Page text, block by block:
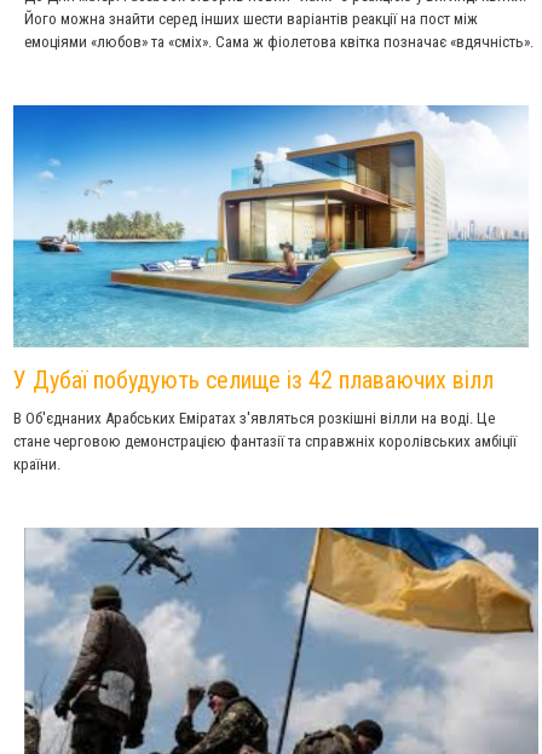
Його можна знайти серед інших шести варіантів реакції на пост між
емоціями «любов» та «сміх». Сама ж фіолетова квітка позначає «вдячність».
У Дубаї побудують селище із 42 плаваючих вілл
В Об'єднаних Арабських Еміратах з'являться розкішні вілли на воді. Це
стане черговою демонстрацією фантазії та справжніх королівських амбіції
країни.